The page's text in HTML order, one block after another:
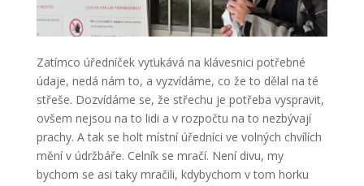
Zatímco úředníček vyťukává na klávesnici potřebné
údaje, nedá nám to, a vyzvídáme, co že to dělal na té
střeše. Dozvídáme se, že střechu je potřeba vyspravit,
ovšem nejsou na to lidi a v rozpočtu na to nezbývají
prachy. A tak se holt místní úředníci ve volných chvílích
mění v údržbáře. Celník se mračí. Není divu, my
bychom se asi taky mračili, kdybychom v tom horku